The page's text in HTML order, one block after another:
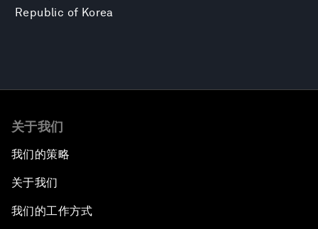
Republic of Korea
关于我们
我们的策略
关于我们
我们的工作方式